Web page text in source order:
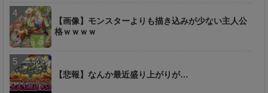
【画像】モンスターよりも描き込みが少ない主人公
格ｗｗｗｗ
【悲報】なんか最近盛り上がりが…